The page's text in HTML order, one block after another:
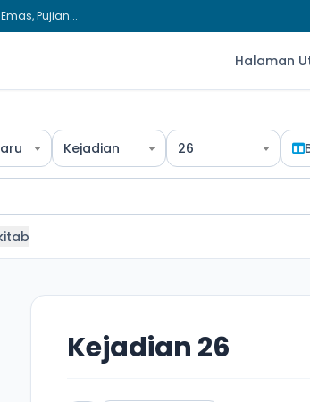
Pujian...
Halaman
Kejadian 26
Kejadian 26